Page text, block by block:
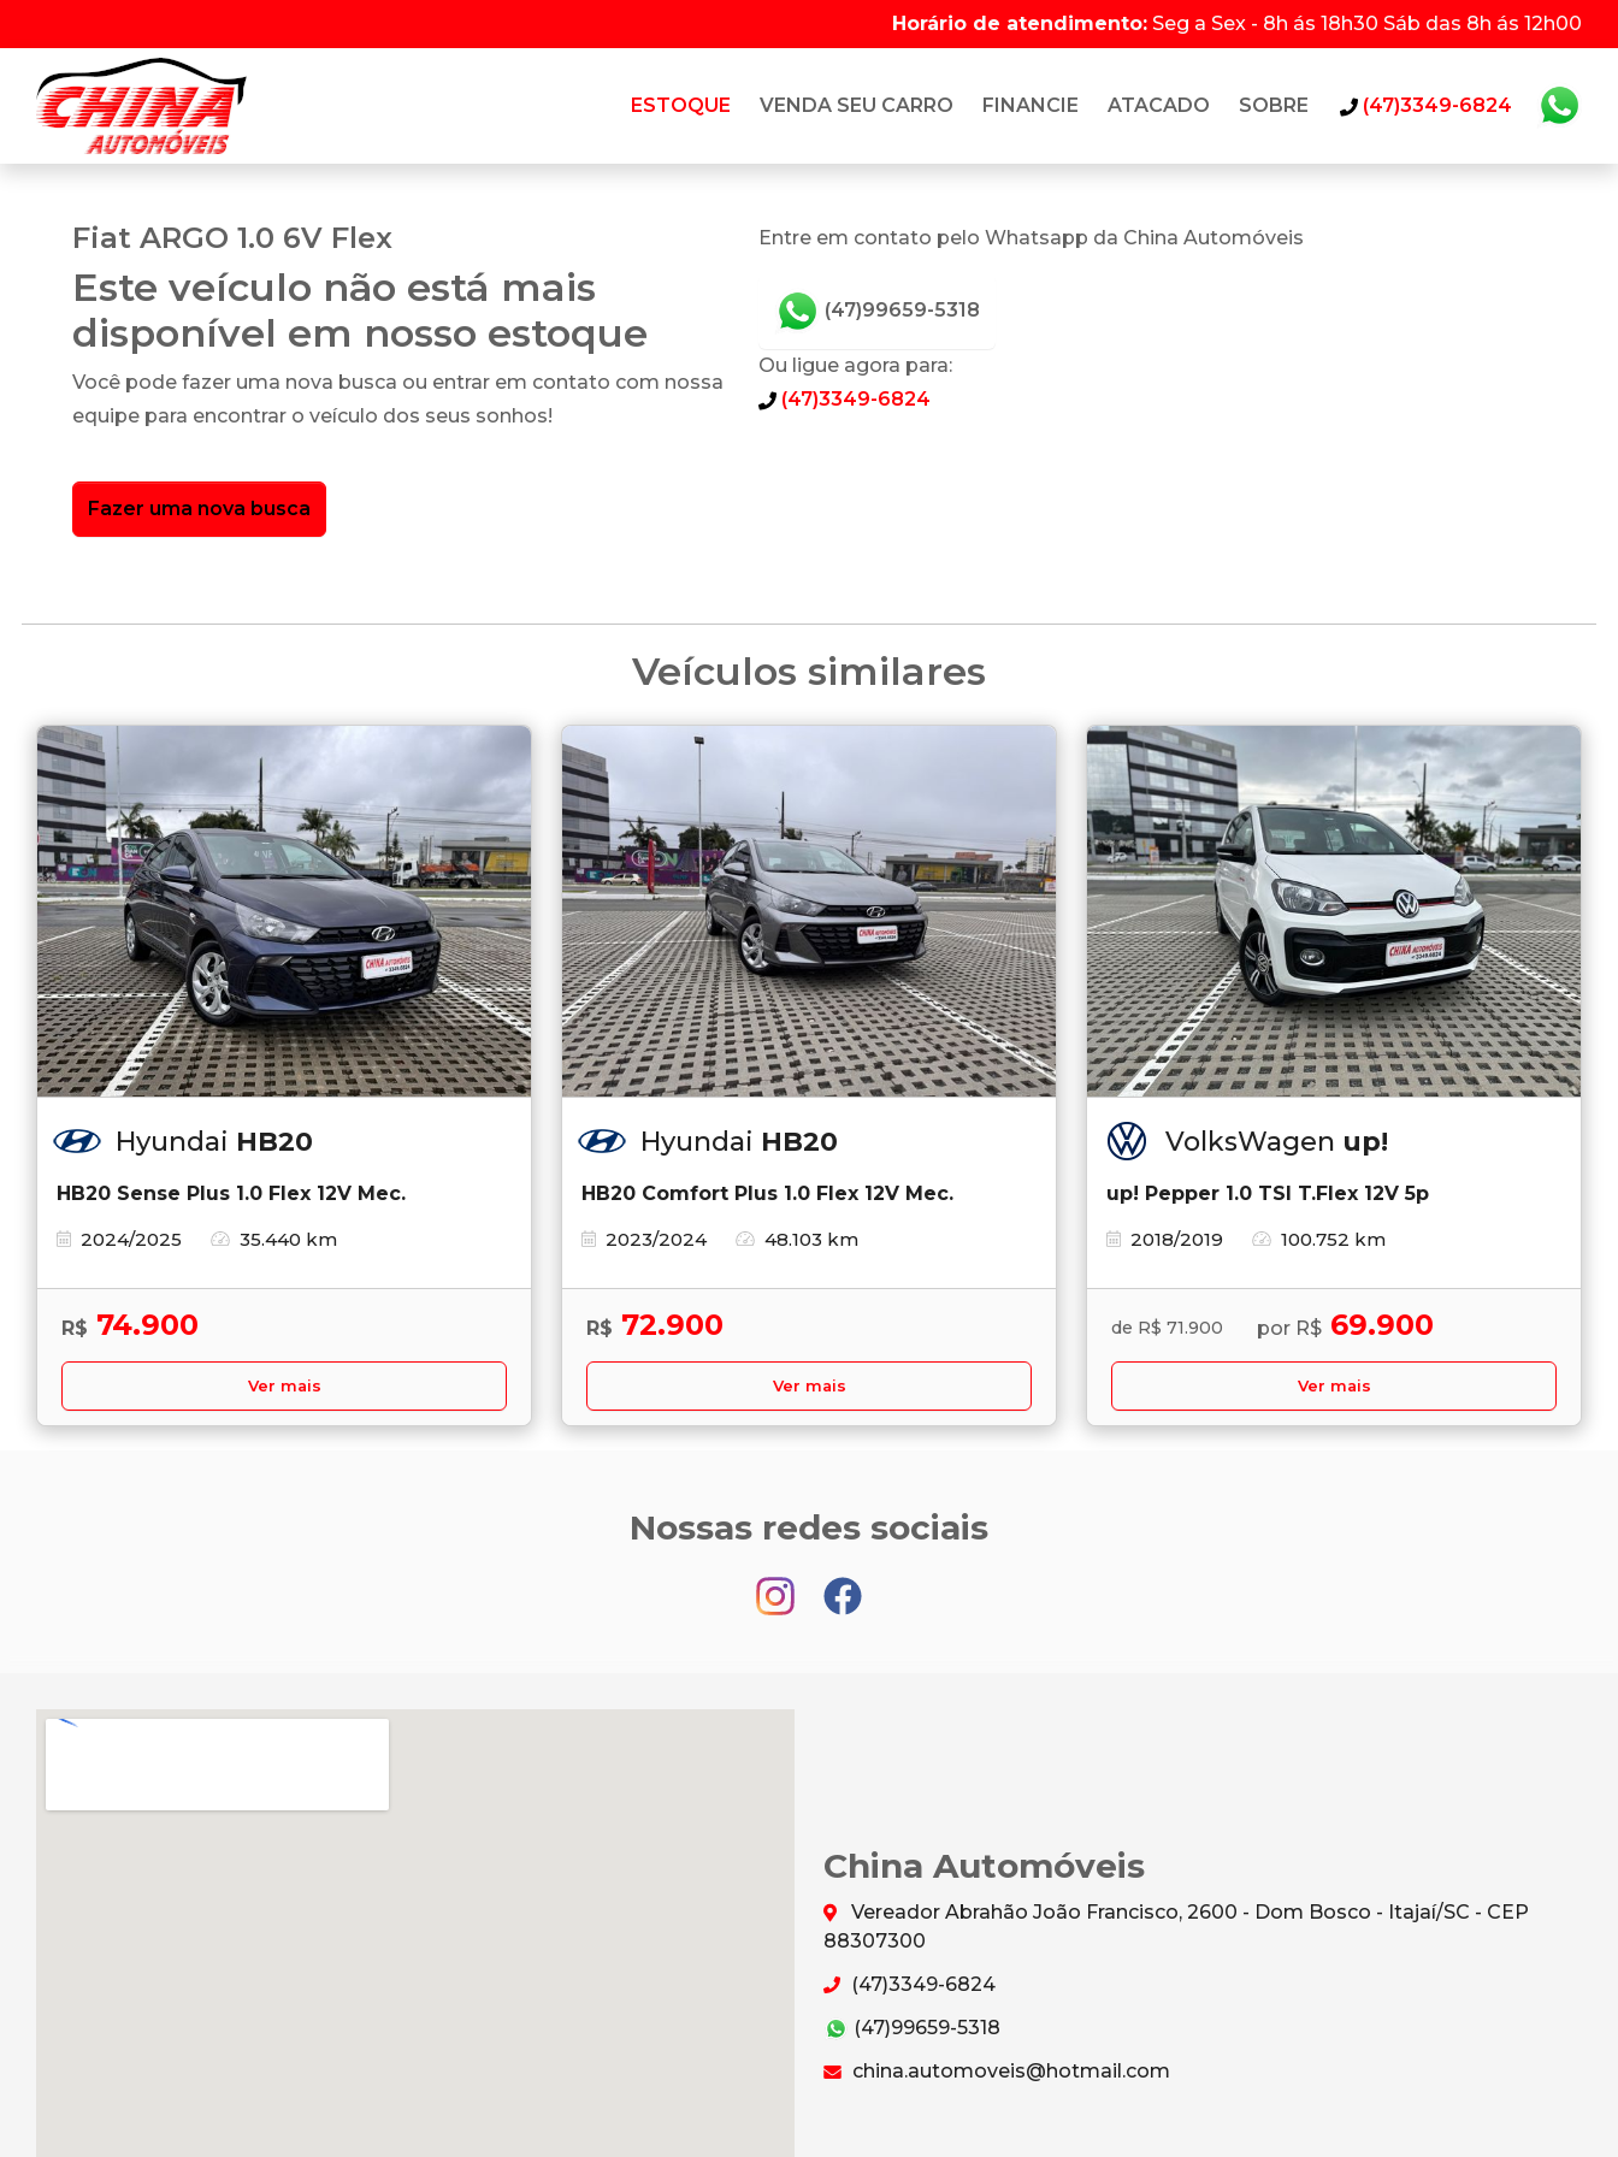
Horário de atendimento: Seg a Sex - 8h ás 18h30 Sáb das 8h ás 12h00
ESTOQUE VENDA SEU CARRO FINANCIE ATACADO SOBRE (47)3349-6824
Fiat ARGO 1.0 6V Flex
Este veículo não está mais
disponível em nosso estoque
Você pode fazer uma nova busca ou entrar em contato com nossa
equipe para encontrar o veículo dos seus sonhos!
Fazer uma nova busca
Entre em contato pelo Whatsapp da China Automóveis
(47)99659-5318
Ou ligue agora para:
(47)3349-6824
Veículos similares
Hyundai HB20
HB20 Sense Plus 1.0 Flex 12V Mec.
2024/2025
35.440 km
R$ 74.900
Ver mais
Hyundai HB20
HB20 Comfort Plus 1.0 Flex 12V Mec.
2023/2024
48.103 km
R$ 72.900
Ver mais
VolksWagen up!
up! Pepper 1.0 TSI T.Flex 12V 5p
2018/2019
100.752 km
de R$ 71.900 por R$ 69.900
Ver mais
Nossas redes sociais
China Automóveis
Vereador Abrahão João Francisco, 2600 - Dom Bosco - Itajaí/SC - CEP
88307300
(47)3349-6824
(47)99659-5318
china.automoveis@hotmail.com